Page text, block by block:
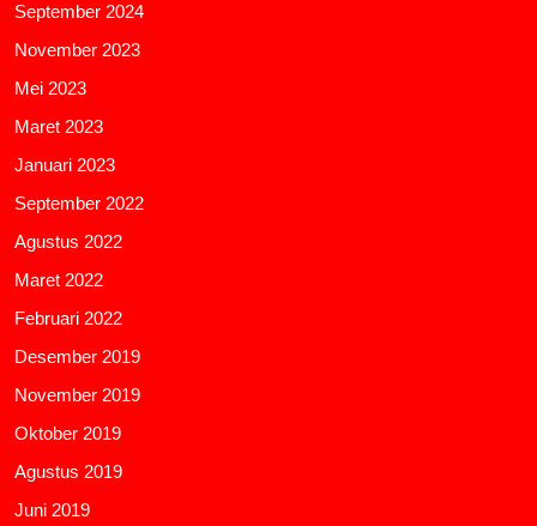
September 2024
November 2023
Mei 2023
Maret 2023
Januari 2023
September 2022
Agustus 2022
Maret 2022
Februari 2022
Desember 2019
November 2019
Oktober 2019
Agustus 2019
Juni 2019